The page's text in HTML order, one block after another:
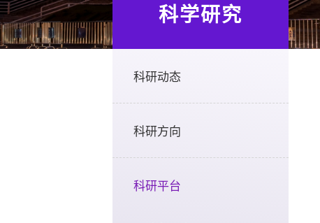
科学研究
科研动态
科研方向
科研平台